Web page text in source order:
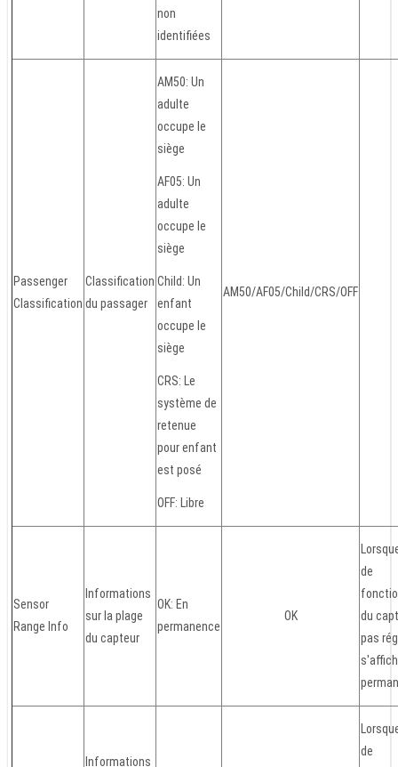
non
identifiées
Passenger
Classification
Classification
du passager
AM50: Un
adulte
occupe le
siège
AF05: Un
adulte
occupe le
siège
Child: Un
enfant
occupe le
siège
CRS: Le
système de
retenue
pour enfant
est posé
OFF: Libre
AM50/AF05/Child/CRS/OFF
Sensor
Range Info
Informations
sur la plage
du capteur
OK: En
permanence
OK
de
du
pas
Informations
de